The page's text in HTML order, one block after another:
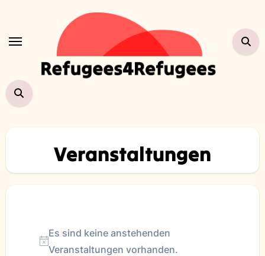
springen
Veranstaltungen
Veranstaltungen
Hinweis
Es sind keine anstehenden
Veranstaltungen vorhanden.